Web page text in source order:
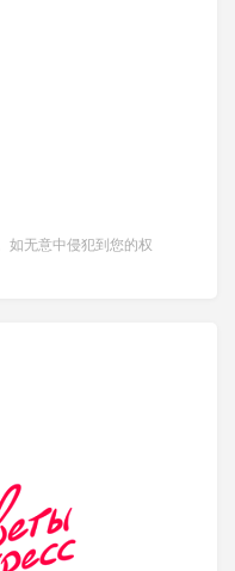
如无意中侵犯到您的权